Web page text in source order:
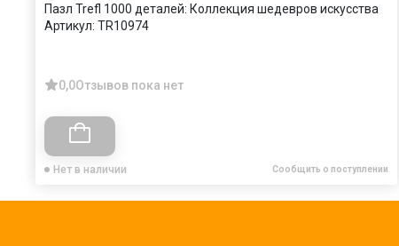
Пазл Trefl 1000 деталей: Коллекция шедевров искусства
Артикул: TR10974
0,0Отзывов пока нет
Нет в наличии Сообщить о поступлении